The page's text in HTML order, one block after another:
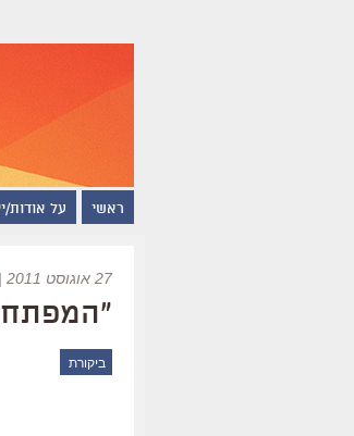
ראשי על אודות/
27 אוגוסט 2011 | 20:20
"המפתח
ביקורת